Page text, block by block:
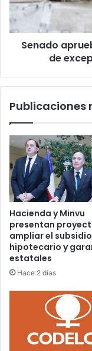
de
excepción
en
Senado
de
Publicaciones
Hacienda y Minvu
presentan
ampliar el subsidio
hipotecario y
estatales
Hace 2 días